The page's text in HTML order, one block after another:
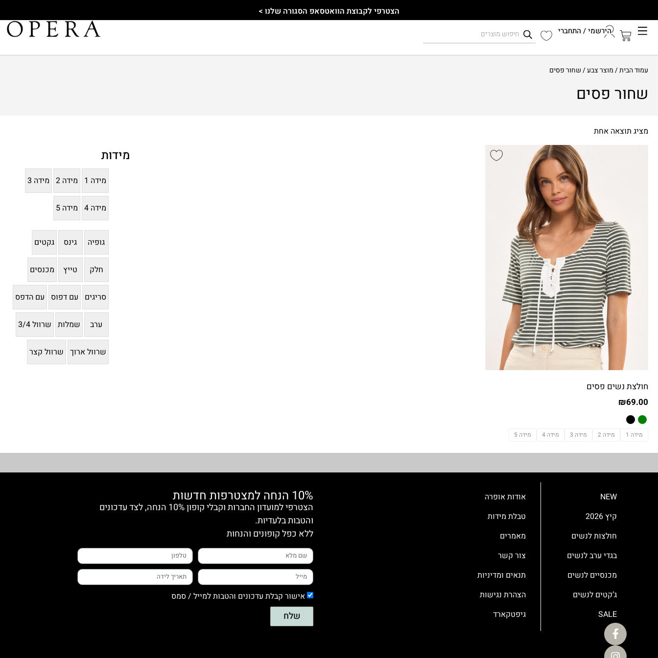
הצטרפי לקבוצת הוואטסאפ הסגורה שלנו >
הירשמי / התחברי
עמוד הבית/ מוצר צבע / שחור פסים
שחור פסים
מידות
מידה 1 מידה 2 מידה 3
מידה 4 מידה 5
גופיה גינס גקטים
חלק טייץ מכנסים
סריגים עם דפוס עם הדפס
ערב שמלות שרוול 3/4
שרוול ארוך שרוול קצר
מציג תוצאה אחת
חולצת נשים פסים
₪69.00
מידה 1 מידה 2 מידה 3 מידה 4 מידה 5
NEW
קיץ 2026
חולצות לנשים
בגדי ערב לנשים
מכנסיים לנשים
ג’קטים לנשים
SALE
אודות אופרה
טבלת מידות
מאמרים
צור קשר
תנאים ומדיניות
הצהרת נגישות
גיפטקארד
10% הנחה למצטרפות חדשות
הצטרפי למועדון החברות וקבלי קופון 10% הנחה, לצד עדכונים
והטבות בלעדיות.
ללא כפל קופונים והנחות
אישור קבלת עדכונים והטבות למייל / סמס
שלח